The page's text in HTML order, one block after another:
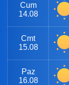
Cum
14.08
Cmt
15.08
Paz
16.08